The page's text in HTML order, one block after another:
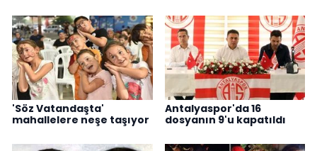
'Söz Vatandaşta'
mahallelere neşe taşıyor
Antalyaspor'da 16
dosyanın 9'u kapatıldı